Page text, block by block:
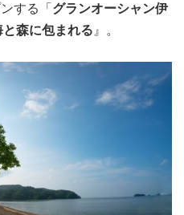
する「 グランオーシャン伊
と森に包まれる 』。